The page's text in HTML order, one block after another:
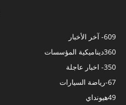
- آخر الأخبار609
ديناميكية المؤسسات360
- اخبار عاجلة350
-رياضة السيارات67
هيونداي49